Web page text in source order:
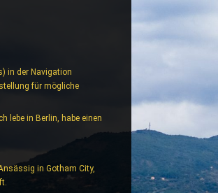
in der Navigation
für mögliche
lebe in Berlin, habe einen
in Gotham City,